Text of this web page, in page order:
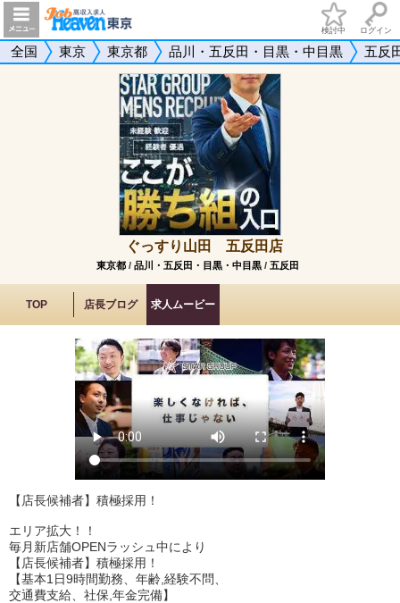
検討中 ログイン
全国 東京 東京都 品川・五反田・目黒・中目黒 五反
ぐっすり山田 五反田店
東京都 / 品川・五反田・目黒・中目黒 / 五反田
TOP 店長ブログ 求人ムービー
【店長候補者】積極採用！
エリア拡大！！
毎月新店舗OPENラッシュ中により
【店長候補者】積極採用！
【基本1日9時間勤務、年齢,経験不問、
交通費支給、社保,年金完備】